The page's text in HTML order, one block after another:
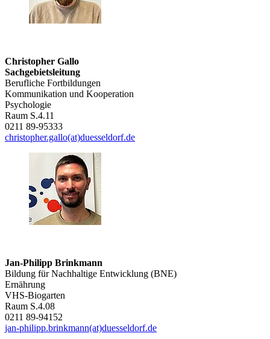
Christopher Gallo
Sachgebietsleitung
Berufliche Fortbildungen
Kommunikation und Kooperation
Psychologie
Raum S.4.11
0211 89-95333
christopher.gallo(at)duesseldorf.de
Jan-Philipp Brinkmann
Bildung für Nachhaltige Entwicklung (BNE)
Ernährung
VHS-Biogarten
Raum S.4.08
0211 89-94152
jan-philipp.brinkmann(at)duesseldorf.de